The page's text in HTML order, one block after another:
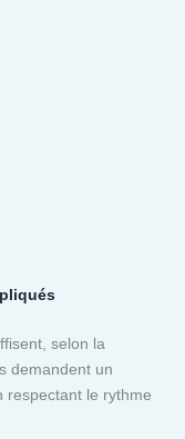
selon la
demandent un
respectant le rythme